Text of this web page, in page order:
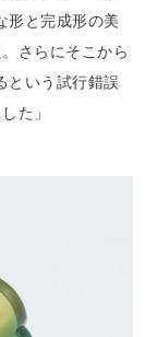
形と完成形の美
さらにそこから
という試行錯誤
た」